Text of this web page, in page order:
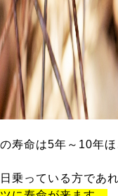
寿命は5年～10年
乗っている方であれ